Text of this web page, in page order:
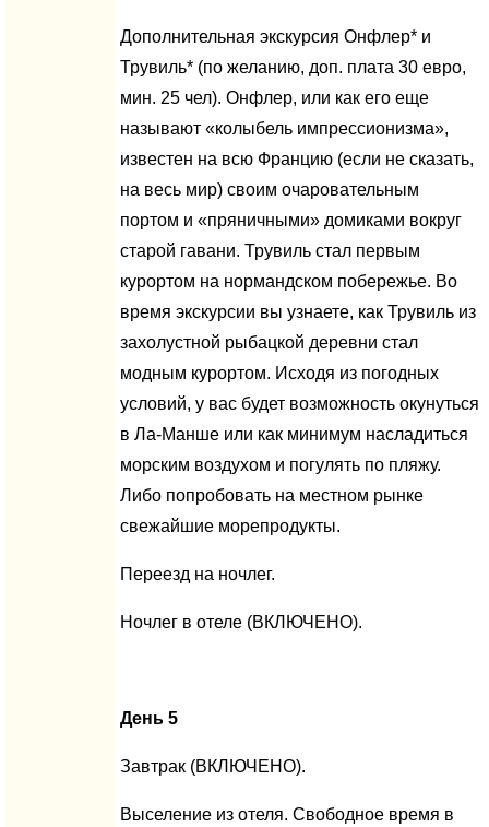
Дополнительная экскурсия Онфлер* и
Трувиль* (по желанию, доп. плата 30 евро,
мин. 25 чел). Онфлер, или как его еще
называют «колыбель импрессионизма»,
известен на всю Францию (если не сказать,
на весь мир) своим очаровательным
портом и «пряничными» домиками вокруг
старой гавани. Трувиль стал первым
курортом на нормандском побережье. Во
время экскурсии вы узнаете, как Трувиль из
захолустной рыбацкой деревни стал
модным курортом. Исходя из погодных
условий, у вас будет возможность окунуться
в Ла-Манше или как минимум насладиться
морским воздухом и погулять по пляжу.
Либо попробовать на местном рынке
свежайшие морепродукты.
Переезд на ночлег.
Ночлег в отеле (ВКЛЮЧЕНО).
День 5
Завтрак (ВКЛЮЧЕНО).
Выселение из отеля. Свободное время в